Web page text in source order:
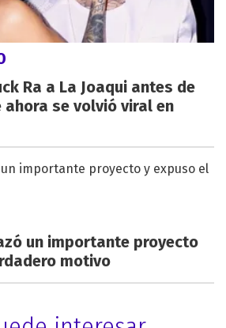
Ra a La Joaqui antes de
se volvió viral en
un importante proyecto
motivo